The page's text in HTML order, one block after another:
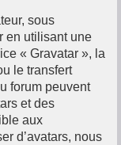
sous
en utilisant une
« Gravatar », la
le transfert
forum peuvent
et des
aux
d’avatars, nous